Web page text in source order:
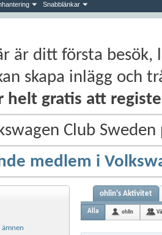
Snabblänkar
är ditt första besök,
skapa inlägg och
helt gratis att
Club
medlem i
ämnen
ohlin's Aktivitet
Alla ohlin